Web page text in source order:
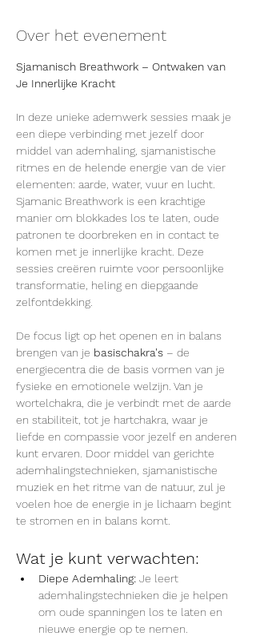
Over het evenement
Sjamanisch Breathwork – Ontwaken van
Je Innerlijke Kracht
In deze unieke ademwerk sessies maak je
een diepe verbinding met jezelf door
middel van ademhaling, sjamanistische
ritmes en de helende energie van de vier
elementen: aarde, water, vuur en lucht.
Sjamanic Breathwork is een krachtige
manier om blokkades los te laten, oude
patronen te doorbreken en in contact te
komen met je innerlijke kracht. Deze
sessies creëren ruimte voor persoonlijke
transformatie, heling en diepgaande
zelfontdekking.
De focus ligt op het openen en in balans
brengen van je basischakra's – de
energiecentra die de basis vormen van je
fysieke en emotionele welzijn. Van je
wortelchakra, die je verbindt met de aarde
en stabiliteit, tot je hartchakra, waar je
liefde en compassie voor jezelf en anderen
kunt ervaren. Door middel van gerichte
ademhalingstechnieken, sjamanistische
muziek en het ritme van de natuur, zul je
voelen hoe de energie in je lichaam begint
te stromen en in balans komt.
Wat je kunt verwachten:
Diepe Ademhaling: Je leert
ademhalingstechnieken die je helpen
om oude spanningen los te laten en
nieuwe energie op te nemen.